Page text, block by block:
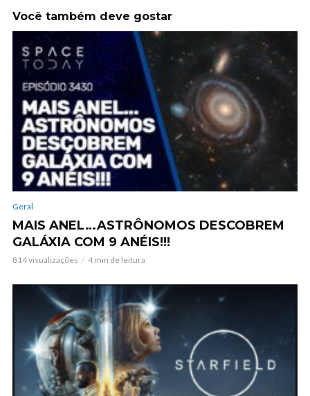
Você também deve gostar
Geral
MAIS ANEL…ASTRÔNOMOS DESCOBREM
GALÁXIA COM 9 ANÉIS!!!
814 visualizações 4 min de leitura